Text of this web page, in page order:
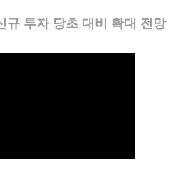
투자 당초 대비 확대 전망